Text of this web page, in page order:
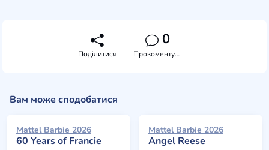
Поділитися
0
Прокоментувати
Вам може сподобатися
Mattel Barbie 2026
60 Years of Francie
Mattel Barbie 2026
Angel Reese